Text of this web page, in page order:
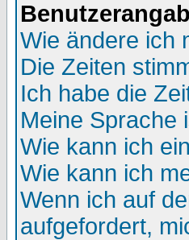
Wie ändere ich
Die Zeiten
Ich habe die
Meine Sprache
Wie kann ich
Wie kann ich
Wenn ich auf
aufgefordert,